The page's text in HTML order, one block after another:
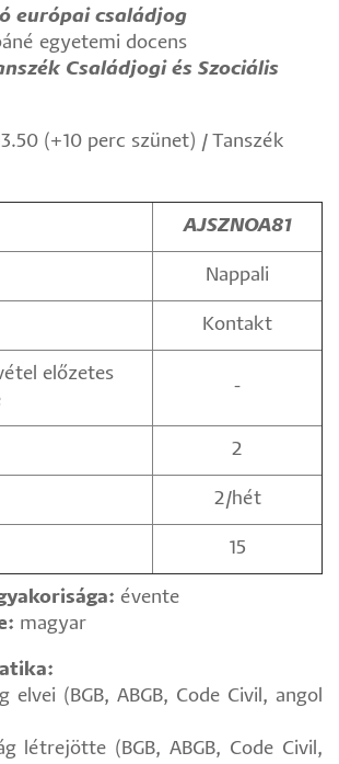
európai családjog
egyetemi docens
Családjogi és Szociális
(+10 perc szünet) / Tanszék
AJSZNOA81
Nappali
Kontakt
előzetes
-
2
2/hét
15
évente
magyar
(BGB, ABGB, Code Civil, angol
(BGB, ABGB, Code Civil,